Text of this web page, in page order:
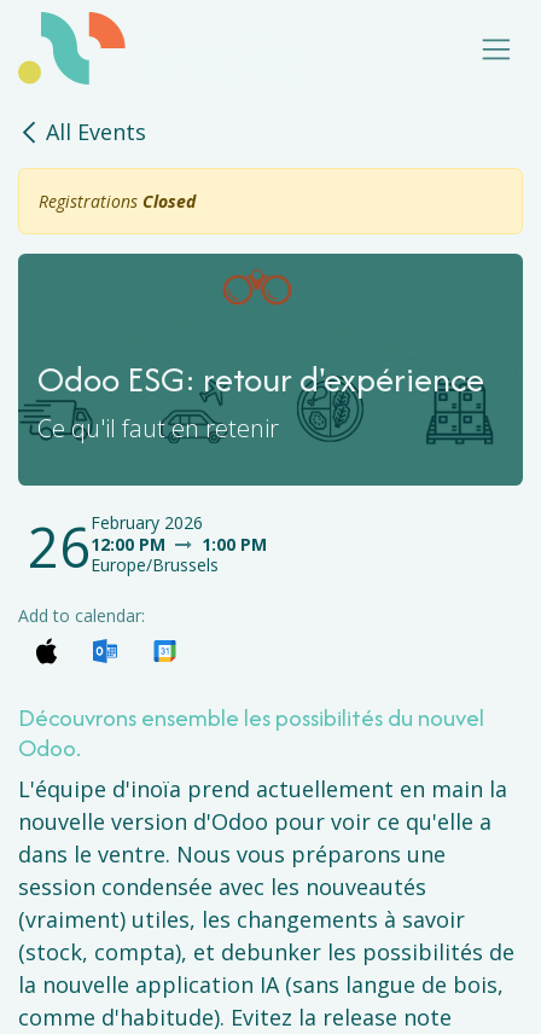
Skip to Content
All Events
Registrations Closed
Odoo ESG: retour d'expérience
Ce qu'il faut en retenir
26February 2026
12:00 PM
1:00 PM
Europe/Brussels
Add to calendar:
Découvrons ensemble les possibilités du nouvel
Odoo.
L'équipe d'inoïa prend actuellement en main la
nouvelle version d'Odoo pour voir ce qu'elle a
dans le ventre. Nous vous préparons une
session condensée avec les nouveautés
(vraiment) utiles, les changements à savoir
(stock, compta), et debunker les possibilités de
la nouvelle application IA (sans langue de bois,
comme d'habitude). Evitez la release note